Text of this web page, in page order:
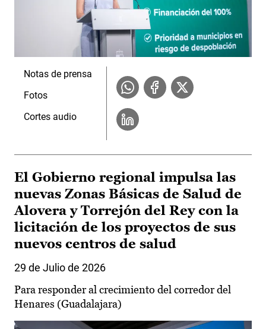
Notas de prensa
Fotos
Cortes audio
El Gobierno regional impulsa las
nuevas Zonas Básicas de Salud de
Alovera y Torrejón del Rey con la
licitación de los proyectos de sus
nuevos centros de salud
29 de Julio de 2026
Para responder al crecimiento del corredor del
Henares (Guadalajara)